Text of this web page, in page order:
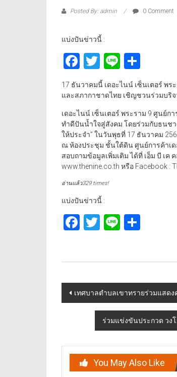
Posted By: admin 0 Comment
แบ่งปันข่าวนี้ :
Facebook
Twitter
Line
17 ธันวาคมนี้ เดอะไนน์ เซ็นเตอร์ พ
และสภากาชาดไทย เชิญชวนร่วมบริจ
เดอะไนน์ เซ็นเตอร์ พระราม 9 ศูนย์ก
ทำดีปันน้ำใจสู่สังคม โดยร่วมกับธนช
ให้ประจำ” ในวันพุธที่ 17 ธันวาคม
ณ ห้องประชุม ชั้นใต้ดิน ศูนย์การค้าเด
สอบถามข้อมูลเพิ่มเติม ได้ที่ เอ็ม บี เ
www.thenine.co.th หรือ Facebook :
อ่านแล้ว329 times!
แบ่งปันข่าวนี้ :
Facebook
Twitter
Line
Post
navigation
เทศบาลตำบลเขาทรายร่วมแสด
ร่วมแข่งขันประกวด วงโ
You May Also Like